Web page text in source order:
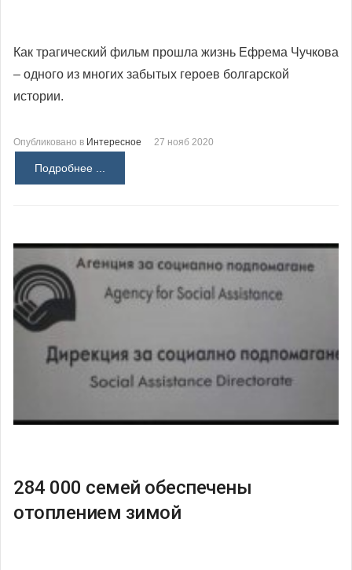
Как трагический фильм прошла жизнь Ефрема Чучкова
– одного из многих забытых героев болгарской
истории.
Опубликовано в Интересное 27 нояб 2020
Подробнее ...
284 000 семей обеспечены
отоплением зимой